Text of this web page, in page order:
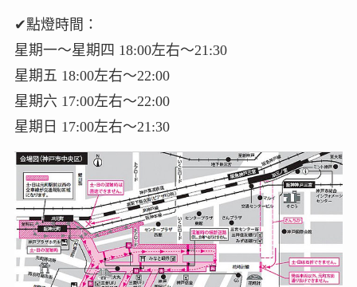
✔點燈時間：
星期一～星期四 18:00左右～21:30
星期五 18:00左右～22:00
星期六 17:00左右～22:00
星期日 17:00左右～21:30